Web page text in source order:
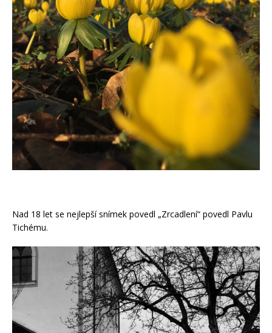
Nad 18 let se nejlepší snímek povedl „Zrcadlení“ povedl Pavlu
Tichému.